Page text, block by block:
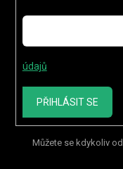
údajů
PŘIHLÁSIT SE
Můžete se kdykoliv